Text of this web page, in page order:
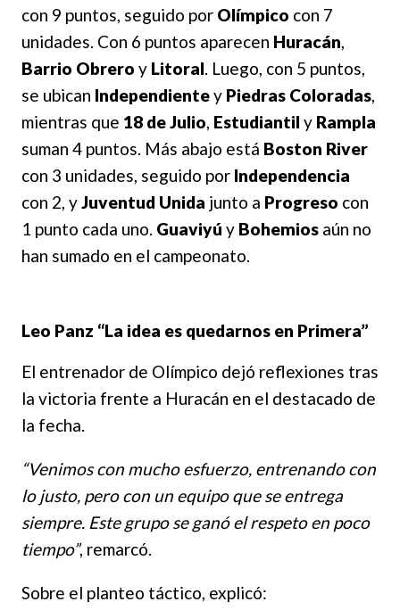
con 9 puntos, seguido por Olímpico con 7
unidades. Con 6 puntos aparecen Huracán,
Barrio Obrero y Litoral. Luego, con 5 puntos,
se ubican Independientey Piedras Coloradas,
mientras que 18 de Julio, Estudiantil y Rampla
suman 4 puntos. Más abajo está Boston River
con 3 unidades, seguido por Independencia
con 2, yJuventud Unida junto a Progreso con
1 punto cada uno. Guaviyú y Bohemios aún no
han sumado en el campeonato.
Leo Panz “La idea es quedarnos en Primera”
El entrenador de Olímpico dejó reflexiones tras
la victoria frente a Huracán en el destacado de
la fecha.
“Venimos con mucho esfuerzo, entrenando con
lo justo, pero con un equipo que se entrega
siempre. Este grupo se ganó el respeto en poco
tiempo”, remarcó.
Sobre el planteo táctico, explicó: